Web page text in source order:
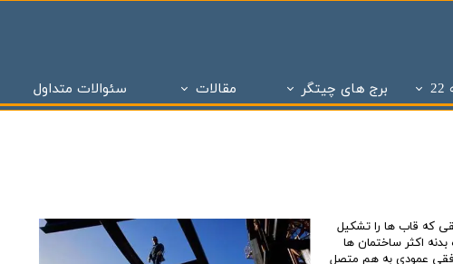
برج های چیتگر
پروژه نیکان
پروژه مهر ایثار یاران
شهر برج های شمال همت
مقالات
- - انواع سازه ساختمان سازی ( سازه بتنی )
- - نما در ساختمان سازی
سئوالات متداول
که قاب ها را تشکیل
اکثر ساختمان ها
عمودی به هم متصل